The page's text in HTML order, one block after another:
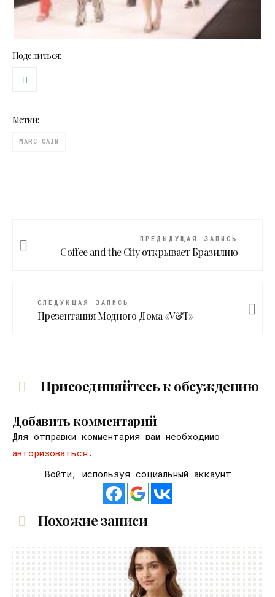
Поделиться:
Метки:
MARC CAIN
ПРЕДЫДУЩАЯ ЗАПИСЬ
Coffee and the City открывает Бразилию
СЛЕДУЮЩАЯ ЗАПИСЬ
Презентация Модного Дома «V&T»
Присоединяйтесь к обсуждению
Добавить комментарий
Для отправки комментария вам необходимо
авторизоваться .
Войти, используя социальный аккаунт
Похожие записи